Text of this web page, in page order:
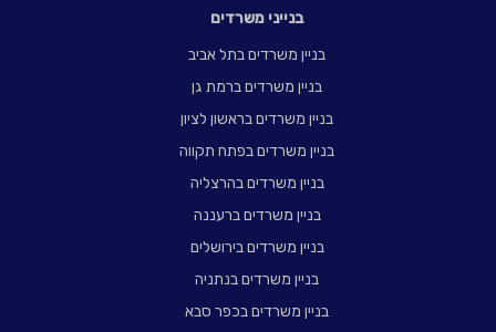
בנייני משרדים
בניין משרדים בתל אביב
בניין משרדים ברמת גן
בניין משרדים בראשון לציון
בניין משרדים בפתח תקווה
בניין משרדים בהרצליה
בניין משרדים ברעננה
בניין משרדים בירושלים
בניין משרדים בנתניה
בניין משרדים בכפר סבא